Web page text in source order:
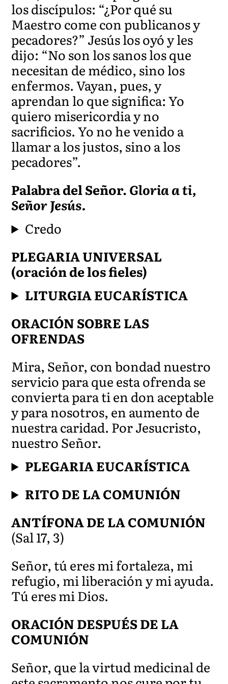
los discípulos: “¿Por qué su
Maestro come con publicanos y
pecadores?” Jesús los oyó y les
dijo: “No son los sanos los que
necesitan de médico, sino los
enfermos. Vayan, pues, y
aprendan lo que significa: Yo
quiero misericordia y no
sacrificios. Yo no he venido a
llamar a los justos, sino a los
pecadores”.
Palabra del Señor.Gloria a ti,
Señor Jesús.
Credo
PLEGARIA UNIVERSAL
(oración de los fieles)
LITURGIA EUCARÍSTICA
ORACIÓN SOBRE LAS
OFRENDAS
Mira, Señor, con bondad nuestro
servicio para que esta ofrenda se
convierta para ti en don aceptable
y para nosotros, en aumento de
nuestra caridad. Por Jesucristo,
nuestro Señor.
PLEGARIA EUCARÍSTICA
RITO DE LA COMUNIÓN
ANTÍFONA DE LA COMUNIÓN
(Sal 17, 3)
Señor, tú eres mi fortaleza, mi
refugio, mi liberación y mi ayuda.
Tú eres mi Dios.
ORACIÓN DESPUÉS DE LA
COMUNIÓN
Señor, que la virtud medicinal de